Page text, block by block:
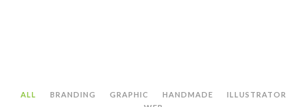
ALL BRANDING GRAPHIC HANDMADE
ILLUSTRATOR